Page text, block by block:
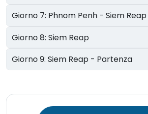
Giorno 7: Phnom Penh - Siem Reap
Giorno 8: Siem Reap
Giorno 9: Siem Reap - Partenza